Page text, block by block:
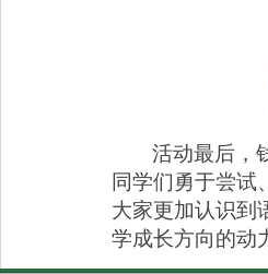
活动最后，
同学们勇于尝试
大家更加认识到
学成长方向的动